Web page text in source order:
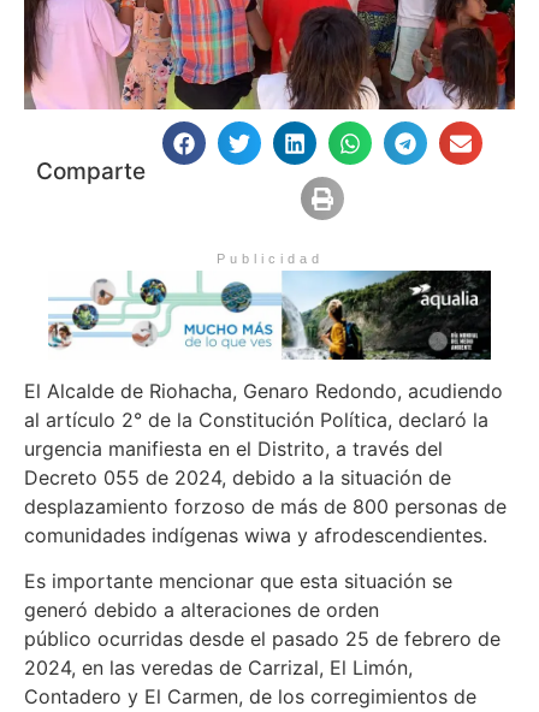
Comparte
Publicidad
El Alcalde de Riohacha, Genaro Redondo, acudiendo
al artículo 2° de la Constitución Política, declaró la
urgencia manifiesta en el Distrito, a través del
Decreto 055 de 2024, debido a la situación de
desplazamiento forzoso de más de 800 personas de
comunidades indígenas wiwa y afrodescendientes.
Es importante mencionar que esta situación se
generó debido a alteraciones de orden
público ocurridas desde el pasado 25 de febrero de
2024, en las veredas de Carrizal, El Limón,
Contadero y El Carmen, de los corregimientos de